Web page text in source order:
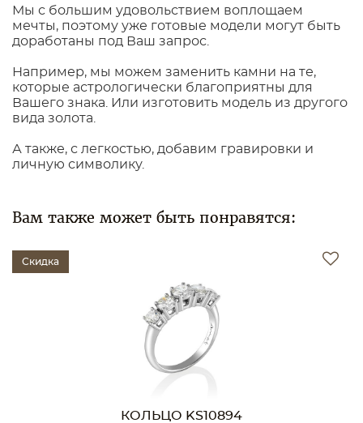
Мы с большим удовольствием воплощаем
мечты, поэтому уже готовые модели могут быть
доработаны под Ваш запрос.
Например, мы можем заменить камни на те,
которые астрологически благоприятны для
Вашего знака. Или изготовить модель из другого
вида золота.
А также, с легкостью, добавим гравировки и
личную символику.
Вам также может быть понравятся:
КОЛЬЦО KS10786